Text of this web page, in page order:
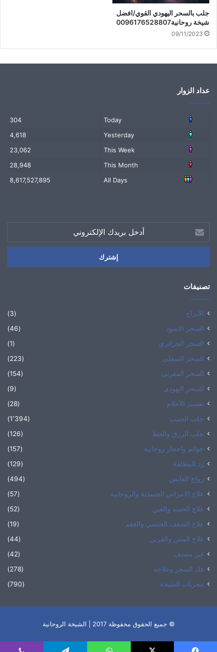
بمحبتي ليل ونهار الوحا العجل ياقمر
الأقمار
جلب بالسحر اليهودي القوي/افضل
شيخة روحانية0096176528807
09/11/2023
عداد الزوار
Today
304
Yesterday
4,618
This Week
23,062
This Month
28,948
All Days
8,617,527,895
بريدك
الإلكتروني
تصنيفات
الأبراج
(3)
السحر الاسود
(46)
السحر الجزائري
(1)
السحر السفلي
(223)
السحر المغربي
(154)
السحر اليهودي
(9)
تفسير الأحلام
(28)
جلب الحبيب
(1٬394)
جلب الرزق والحظ
(126)
خواتم واحجار روحانية
(157)
رد المطلقة
(129)
زواج العانس
(494)
علاج الامراض الجسدية والروحانية
(57)
علاج الحسد والعين
(52)
علاج الضعف الجنسي والعقم
(19)
علاج المس والقرين
(44)
غير مصنف
(42)
فك السحر وعلاجه
(278)
مجربات الشيخة
(790)
© جميع الحقوق محفوظة 2017 | الشيخة الروحانية